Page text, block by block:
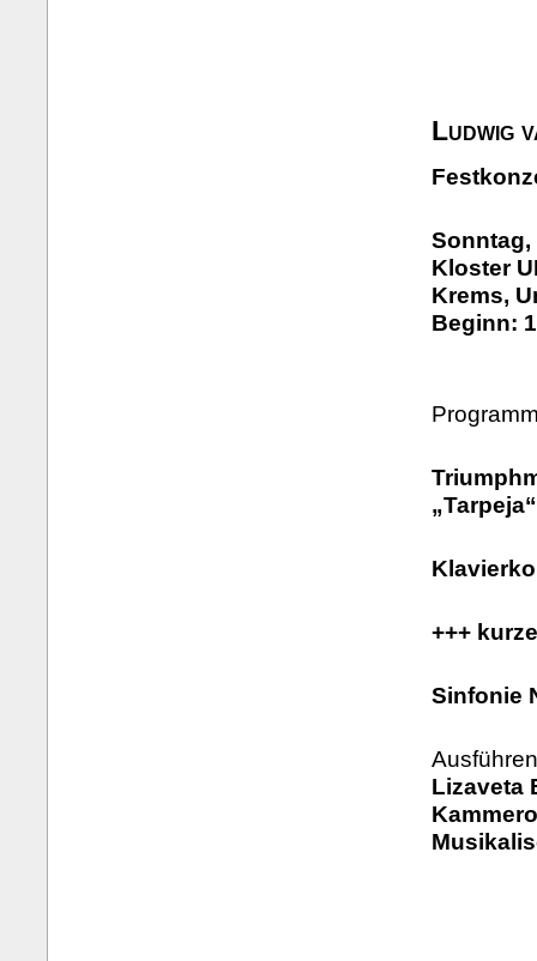
Ludwig
Sonntag,
Kloster
Krems,
Beginn:
+++
Sinfonie
Lizaveta